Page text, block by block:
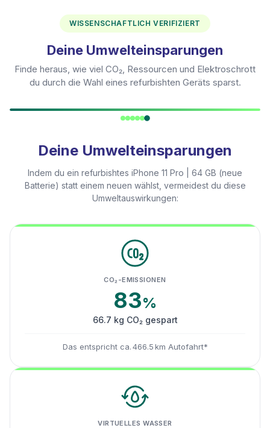
WISSENSCHAFTLICH VERIFIZIERT
Deine Umwelteinsparungen
Finde heraus, wie viel CO₂, Ressourcen und Elektroschrott
du durch die Wahl eines refurbishten Geräts sparst.
Deine Umwelteinsparungen
Indem du ein refurbishtes iPhone 11 Pro | 64 GB (neue
Batterie) statt einem neuen wählst, vermeidest du diese
Umweltauswirkungen:
CO₂-EMISSIONEN
83%
66.7 kg CO₂ gespart
Das entspricht ca. 466.5 km Autofahrt*
VIRTUELLES WASSER